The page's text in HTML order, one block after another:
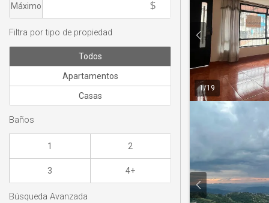
1/19
Máximo
Filtra por tipo de propiedad
Todos
Apartamentos
Casas
Baños
1 2
3 4+
Búsqueda Avanzada